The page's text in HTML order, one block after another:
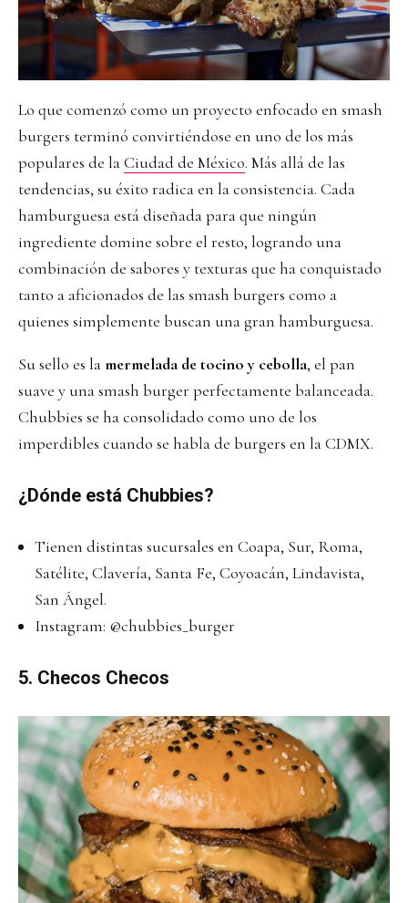
Lo que comenzó como un proyecto enfocado en smash
burgers terminó convirtiéndose en uno de los más
populares de laCiudad de México. Más allá de las
tendencias, su éxito radica en la consistencia. Cada
hamburguesa está diseñada para que ningún
ingrediente domine sobre el resto, logrando una
combinación de sabores y texturas que ha conquistado
tanto a aficionados de las smash burgers como a
quienes simplemente buscan una gran hamburguesa.
Su sello es lamermelada de tocino y cebolla, el pan
suave y una smash burger perfectamente balanceada.
Chubbies se ha consolidado como uno de los
imperdibles cuando se habla de burgers en la CDMX.
¿Dónde está Chubbies?
Tienen distintas sucursales en Coapa, Sur, Roma,
Satélite, Clavería, Santa Fe, Coyoacán, Lindavista,
San Ángel.
Instagram: @chubbies_burger
5. Checos Checos